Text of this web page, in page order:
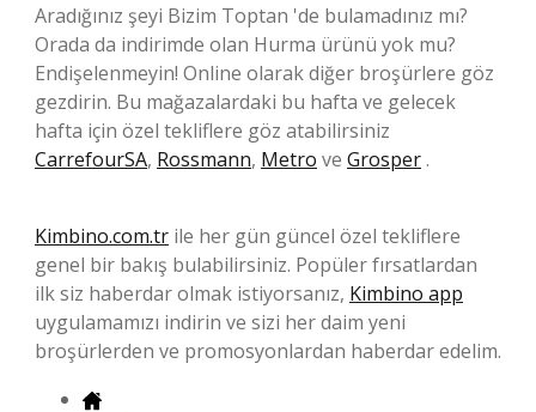
Aradığınız şeyi Bizim Toptan 'de bulamadınız mı?
Orada da indirimde olan Hurma ürünü yok mu?
Endişelenmeyin! Online olarak diğer broşürlere göz
gezdirin. Bu mağazalardaki bu hafta ve gelecek
hafta için özel tekliflere göz atabilirsiniz
CarrefourSA, Rossmann, Metro ve Grosper.
Kimbino.com.tr ile her gün güncel özel tekliflere
genel bir bakış bulabilirsiniz. Popüler fırsatlardan
ilk siz haberdar olmak istiyorsanız, Kimbino app
uygulamamızı indirin ve sizi her daim yeni
broşürlerden ve promosyonlardan haberdar edelim.